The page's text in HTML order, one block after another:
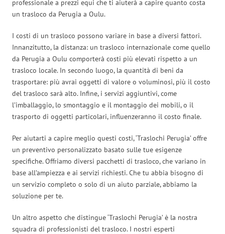
professionale a prezzi equi che ti aiuterà a capire quanto costa
un trasloco da Perugia a Oulu.
I costi di un trasloco possono variare in base a diversi fattori.
Innanzitutto, la distanza: un trasloco internazionale come quello
da Perugia a Oulu comporterà costi più elevati rispetto a un
trasloco locale. In secondo luogo, la quantità di beni da
trasportare: più avrai oggetti di valore o voluminosi, più il costo
del trasloco sarà alto. Infine, i servizi aggiuntivi, come
l’imballaggio, lo smontaggio e il montaggio dei mobili, o il
trasporto di oggetti particolari, influenzeranno il costo finale.
Per aiutarti a capire meglio questi costi, ‘Traslochi Perugia’ offre
un preventivo personalizzato basato sulle tue esigenze
specifiche. Offriamo diversi pacchetti di trasloco, che variano in
base all’ampiezza e ai servizi richiesti. Che tu abbia bisogno di
un servizio completo o solo di un aiuto parziale, abbiamo la
soluzione per te.
Un altro aspetto che distingue ‘Traslochi Perugia’ è la nostra
squadra di professionisti del trasloco. I nostri esperti